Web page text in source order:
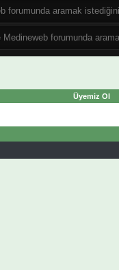
Üyemiz Ol